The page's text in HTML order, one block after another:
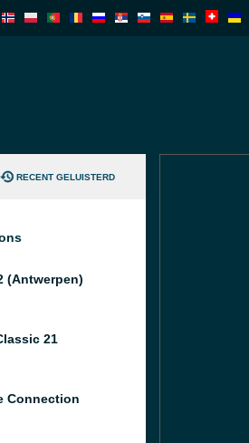
RECENT GELUISTERD
(Antwerpen)
21
Connection